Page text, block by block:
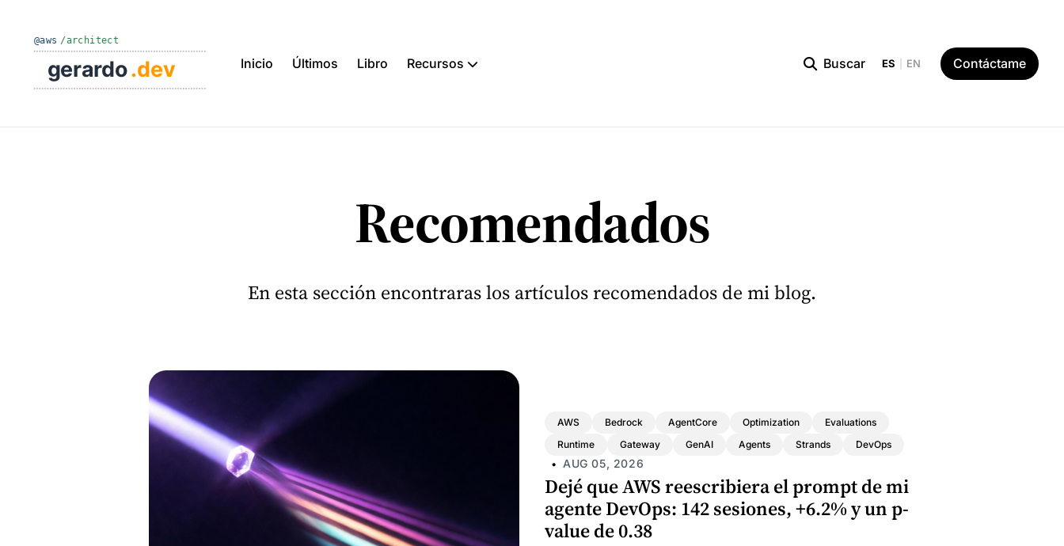
Inicio Últimos Libro Recursos Buscar ES EN Contáctame
Recomendados
En esta sección encontraras los artículos recomendados de mi blog.
AWS Bedrock AgentCore Optimization
Evaluations
Runtime
Gateway GenAI Agents Strands DevOps
• AUG 05, 2026
Dejé que AWS reescribiera el prompt de mi
agente DevOps: 142 sesiones, +6.2% y un p-
value de 0.38